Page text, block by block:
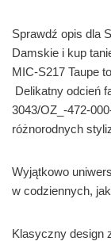
Sprawdź opis dla
Damskie i kup
MIC-S217 Taupe
Delikatny odcień
3043/OZ_-472-
różnorodnych
Wyjątkowo
w codziennych,
Klasyczny design